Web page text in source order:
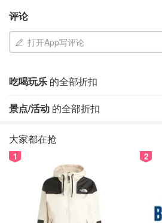
评论
打开App写评论
吃喝玩乐 的全部折扣
景点/活动 的全部折扣
大家都在抢
1 2